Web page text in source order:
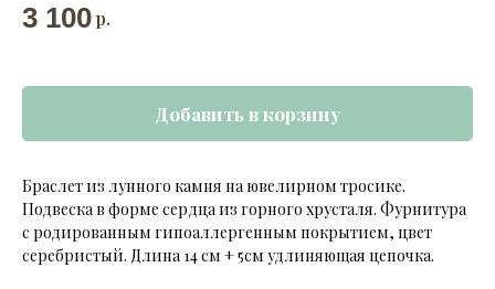
3 100р.
Добавить в корзину
Браслет из лунного камня на ювелирном тросике.
Подвеска в форме сердца из горного хрусталя. Фурнитура
с родированным гипоаллергенным покрытием, цвет
серебристый. Длина 14 см + 5см удлиняющая цепочка.